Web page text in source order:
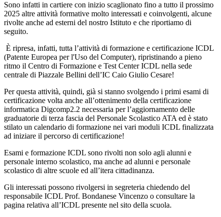
Sono infatti in cartiere con inizio scaglionato fino a tutto il prossimo
2025 altre attività formative molto interessati e coinvolgenti, alcune
rivolte anche ad esterni del nostro Istituto e che riportiamo di
seguito.
È ripresa, infatti, tutta l’attività di formazione e certificazione ICDL
(Patente Europea per l'Uso del Computer), ripristinando a pieno
ritmo il Centro di Formazione e Test Center ICDL nella sede
centrale di Piazzale Bellini dell’IC Caio Giulio Cesare!
Per questa attività, quindi, già si stanno svolgendo i primi esami di
certificazione volta anche all’ottenimento della certificazione
informatica Digcomp2.2 necessaria per l’aggiornamento delle
graduatorie di terza fascia del Personale Scolastico ATA ed è stato
stilato un calendario di formazione nei vari moduli ICDL finalizzata
ad iniziare il percorso di certificazione!
Esami e formazione ICDL sono rivolti non solo agli alunni e
personale interno scolastico, ma anche ad alunni e personale
scolastico di altre scuole ed all’itera cittadinanza.
Gli interessati possono rivolgersi in segreteria chiedendo del
responsabile ICDL Prof. Bondanese Vincenzo o consultare la
pagina relativa all’ICDL presente nel sito della scuola.